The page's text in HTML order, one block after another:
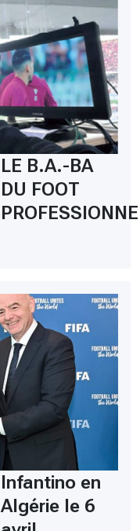
LE B.A.-BA
DU FOOT
Infantino en
Algérie le 6